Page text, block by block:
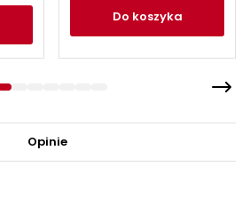
do koszyka
Opinie